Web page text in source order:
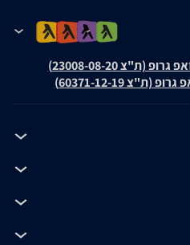
23008-08-20)
60371-12-19)